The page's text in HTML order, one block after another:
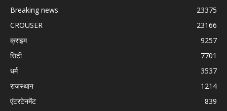
Breaking news
23375
CROUSER
23166
क्राइम
9257
सिटी
7701
धर्म
3537
राजस्थान
1214
एंटरटेनमेंट
839